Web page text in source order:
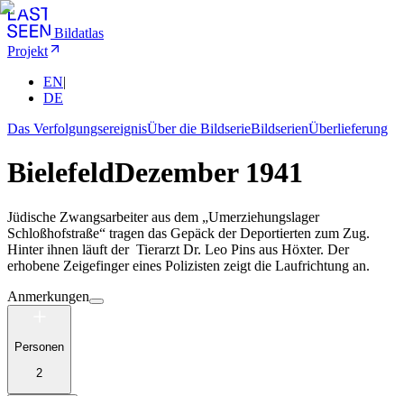
Bildatlas
Projekt
EN|
DE
Das VerfolgungsereignisÜber die BildserieBildserienÜberlieferung
BielefeldDezember 1941
Jüdische Zwangsarbeiter aus dem „Umerziehungslager
Schloßhofstraße“ tragen das Gepäck der Deportierten zum Zug.
Hinter ihnen läuft der Tierarzt Dr. Leo Pins aus Höxter. Der
erhobene Zeigefinger eines Polizisten zeigt die Laufrichtung an.
Anmerkungen
Personen
2